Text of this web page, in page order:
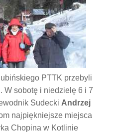
PTTK przebyli
W sobotę i niedzielę 6 i 7
Sudecki Andrzej
najpiękniejsze miejsca
Chopina w Kotlinie